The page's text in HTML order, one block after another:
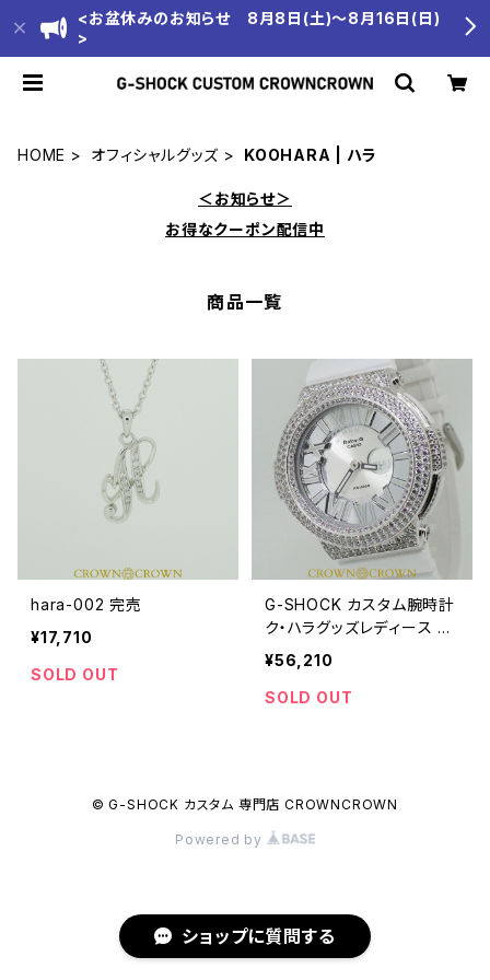
<お盆休みのお知らせ 8月8日(土)～8月16日(日)
>
HOME オフィシャルグッズ KOOHARA | ハラ
＜お知らせ＞
お得なクーポン配信中
商品一覧
hara-002 完売
¥17,710
SOLD OUT
G-SHOCK カスタム腕時計
ク・ハラグッズレディース シ
ルバー 腕時計 BGA160-7
B1 hara-001
¥56,210
SOLD OUT
© G-SHOCK カスタム 専門店 CROWNCROWN
Powered by
ショップに質問する